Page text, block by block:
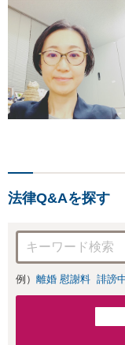
法律Q&Aを探す
例） 離婚 慰謝料 誹謗